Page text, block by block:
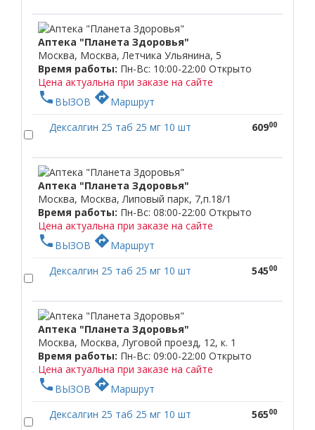
Аптека "Планета Здоровья"
Москва, Москва, Летчика Ульянина, 5
Время работы: Пн-Вс: 10:00-22:00 Открыто
Цена актуальна при заказе на сайте
phone ВЫЗОВ directionsМаршрут
Дексалгин 25 таб 25 мг 10 шт
60900
Аптека "Планета Здоровья"
Москва, Москва, Липовый парк, 7,п.18/1
Время работы: Пн-Вс: 08:00-22:00 Открыто
Цена актуальна при заказе на сайте
phone ВЫЗОВ directionsМаршрут
Дексалгин 25 таб 25 мг 10 шт
54500
Аптека "Планета Здоровья"
Москва, Москва, Луговой проезд, 12, к. 1
Время работы: Пн-Вс: 09:00-22:00 Открыто
Цена актуальна при заказе на сайте
phone ВЫЗОВ directionsМаршрут
Дексалгин 25 таб 25 мг 10 шт
56500